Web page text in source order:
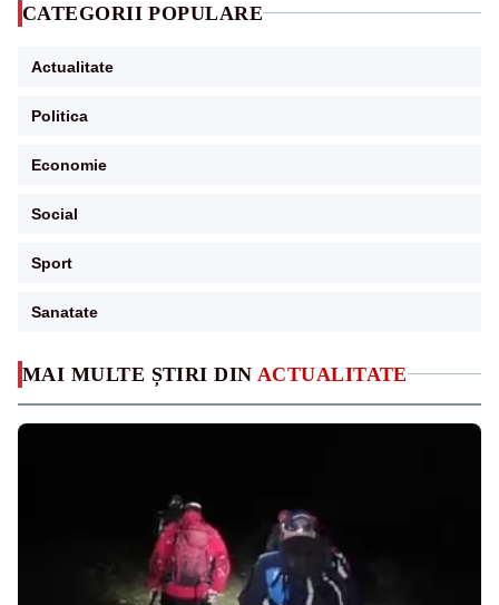
MAI MULTE ȘTIRI DIN ACTUALITATE
CATEGORII POPULARE
Actualitate
Politica
Economie
Social
Sport
Sanatate